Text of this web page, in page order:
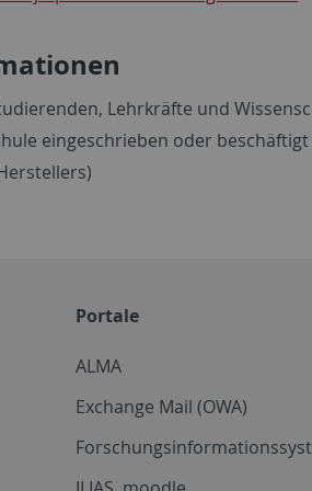
Lehrkräfte und
eingeschrieben oder beschäftigt
Portale
ALMA
Exchange Mail (OWA)